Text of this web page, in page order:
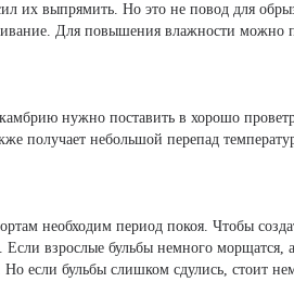
их выпрямить. Но это не повод для
Для повышения влажности можно
нужно поставить в хорошо
получает небольшой перепад
необходим период покоя. Чтобы
Если взрослые бульбы немного морщатся,
Но если бульбы слишком сдулись, стоит